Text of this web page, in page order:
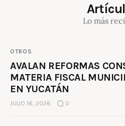
Lo más
OTROS
AVALAN REFORMAS
MATERIA FISCAL
EN YUCATÁN
JULIO 16, 2026 0